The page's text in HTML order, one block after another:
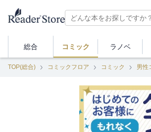
総合 コミック ラノベ
TOP(総合) コミックフロア コミック 男性